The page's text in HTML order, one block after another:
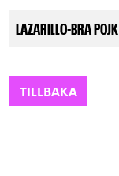
LAZARILLO-BRA
TILLBAKA